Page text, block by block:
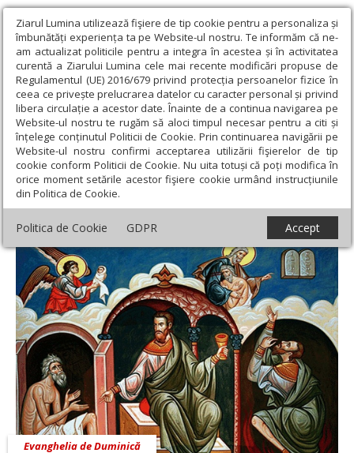
Ziarul Lumina utilizează fişiere de tip cookie pentru a personaliza și
îmbunătăți experiența ta pe Website-ul nostru. Te informăm că ne-
am actualizat politicile pentru a integra în acestea și în activitatea
curentă a Ziarului Lumina cele mai recente modificări propuse de
Regulamentul (UE) 2016/679 privind protecția persoanelor fizice în
ceea ce privește prelucrarea datelor cu caracter personal și privind
libera circulație a acestor date. Înainte de a continua navigarea pe
Website-ul nostru te rugăm să aloci timpul necesar pentru a citi și
înțelege conținutul Politicii de Cookie. Prin continuarea navigării pe
Website-ul nostru confirmi acceptarea utilizării fişierelor de tip
cookie conform Politicii de Cookie. Nu uita totuși că poți modifica în
orice moment setările acestor fişiere cookie urmând instrucțiunile
din Politica de Cookie.
Politica de Cookie GDPR Accept
Ziarul Lumina › Teologie și spiritualitate ›
Evanghelia de
Duminică › Tirania plăcerii întunecă vederea aproapelui și
împietrește inima
Tirania plăcerii întunecă vederea
aproapelui și împietrește inima
Evanghelia de Duminică